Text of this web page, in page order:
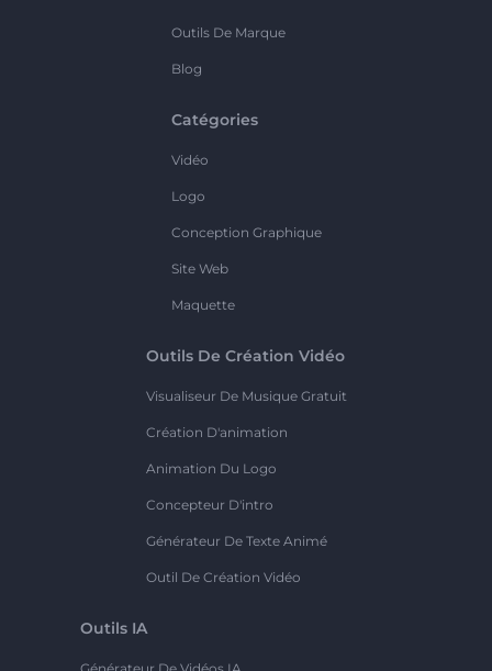
Outils De Marque
Blog
Catégories
Vidéo
Logo
Conception Graphique
Site Web
Maquette
Outils De Création Vidéo
Visualiseur De Musique Gratuit
Création D'animation
Animation Du Logo
Concepteur D'intro
Générateur De Texte Animé
Outil De Création Vidéo
Outils IA